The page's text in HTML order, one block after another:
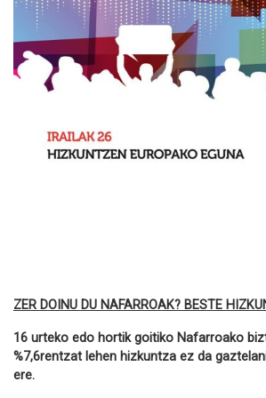
ZER DOINU DU NAFARROAK? BESTE
16 urteko edo hortik goitiko Nafarroako
%7,6rentzat lehen hizkuntza ez da
ere.